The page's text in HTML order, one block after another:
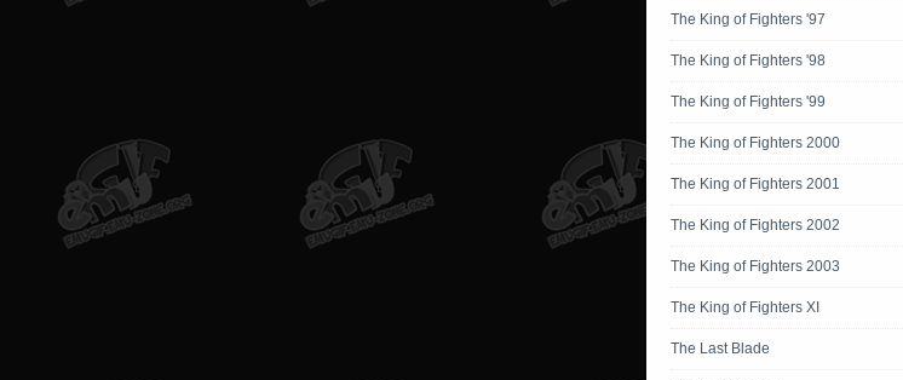
The King of Fighters '97
The King of Fighters '98
The King of Fighters '99
The King of Fighters 2000
The King of Fighters 2001
The King of Fighters 2002
The King of Fighters 2003
The King of Fighters XI
The Last Blade